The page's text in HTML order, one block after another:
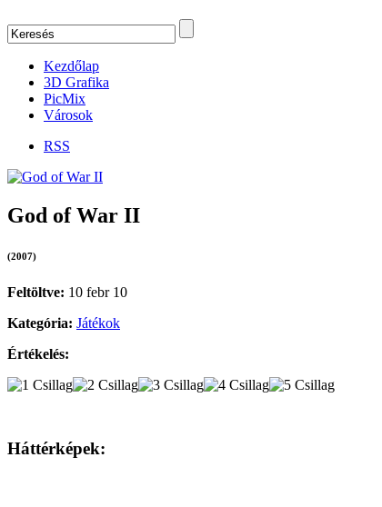
Kezdőlap
3D Grafika
PicMix
Városok
RSS
God of War II
(2007)
Feltöltve: 10 febr 10
Kategória: Játékok
Értékelés:
Háttérképek: